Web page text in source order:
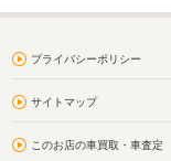
プライバシーポリシー
サイトマップ
このお店の車買取・車査定